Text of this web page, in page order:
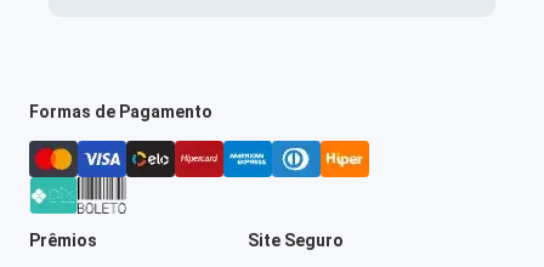
Formas de Pagamento
Prêmios Site Seguro